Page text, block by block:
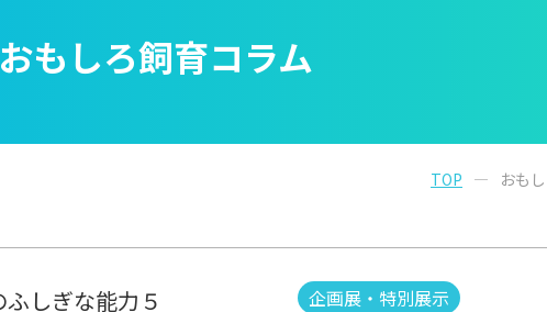
おもしろ飼育コラム
TOP おも
企画展・特別展示